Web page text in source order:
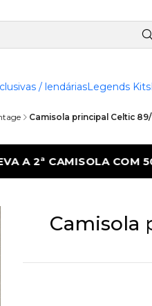
/ lendáriasLegends Kits
Camisola principal Celtic
Camisola